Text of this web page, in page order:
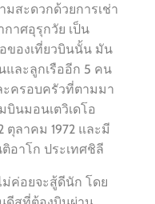
สะดวกด้วยการเช่า
าศอุรุกวัย เป็น
ของเที่ยวบินนั้น มัน
และลูกเรืออีก 5 คน
ครอบครัวที่ตามมา
บินมอนเตวิเดโอ
ตุลาคม 1972 และมี
อาโก ประเทศชิลี
ค่อยจะสู้ดีนัก โดย